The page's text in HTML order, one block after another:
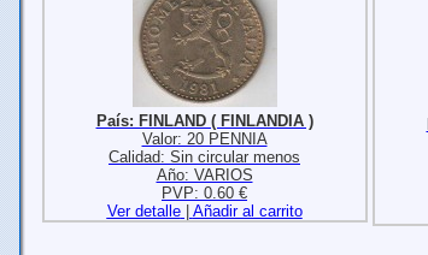
País: FINLAND ( FINLANDIA )
Valor: 20 PENNIA
Calidad: Sin circular menos
Año: VARIOS
PVP: 0.60 €
Ver detalle| Añadir al carrito